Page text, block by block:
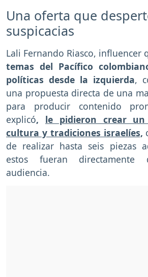
Una oferta que
suspicacias
Lali Fernando Riasco, influencer
temas del Pacífico
políticas desde la izquierda,
una propuesta directa de una
para producir contenido
explicó, le pidieron crear
cultura y tradiciones israelíes,
de realizar hasta seis piezas
estos fueran
audiencia.